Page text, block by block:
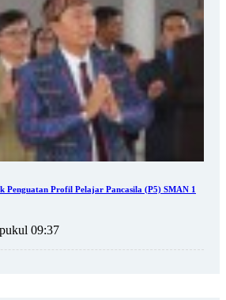
Penguatan Profil Pelajar Pancasila (P5) SMAN 1
09:37